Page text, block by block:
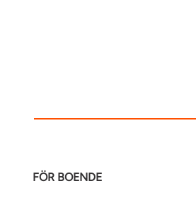
FÖR BOENDE